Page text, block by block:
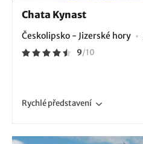
Chata Kynast
Českolipsko - Jizerské hory
9/10
Rychlépředstavení